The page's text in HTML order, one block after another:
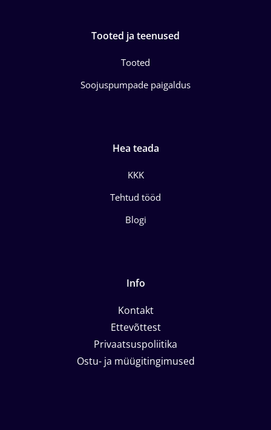
Tooted ja teenused
Tooted
Soojuspumpade paigaldus
Hea teada
KKK
Tehtud tööd
Blogi
Info
Kontakt
Ettevõttest
Privaatsuspoliitika
Ostu- ja müügitingimused